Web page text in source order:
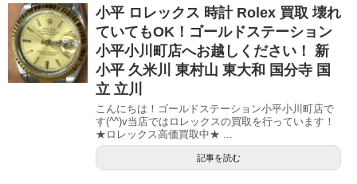
小平 ロレックス 時計 Rolex 買取 壊れ
ていてもOK！ゴールドステーション
小平小川町店へお越しください！ 新
小平 久米川 東村山 東大和 国分寺 国
立 立川
こんにちは！ゴールドステーション小平小川町店で
す(^^)v当店ではロレックスの買取を行っています！
★ロレックス高価買取中★ ...
記事を読む